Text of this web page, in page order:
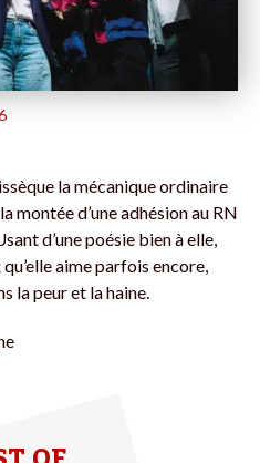
la mécanique ordinaire
montée d’une adhésion au RN
d’une poésie bien à elle,
aime parfois encore,
la peur et la haine.